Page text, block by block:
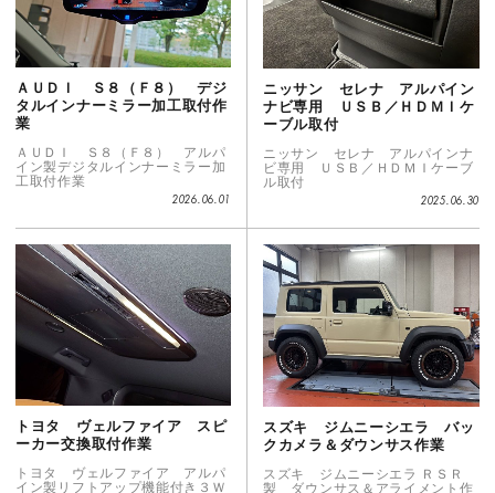
ＡＵＤＩ Ｓ８（Ｆ８） デジ
タルインナーミラー加工取付作
業
ＡＵＤＩ Ｓ８（Ｆ８） アルパ
イン製デジタルインナーミラー加
工取付作業
2026.06.01
ニッサン セレナ アルパイン
ナビ専用 ＵＳＢ／ＨＤＭＩケ
ーブル取付
ニッサン セレナ アルパインナ
ビ専用 ＵＳＢ／ＨＤＭＩケーブ
ル取付
2025.06.30
トヨタ ヴェルファイア スピ
ーカー交換取付作業
トヨタ ヴェルファイア アルパ
イン製リフトアップ機能付き３Ｗ
スズキ ジムニーシエラ バッ
クカメラ＆ダウンサス作業
スズキ ジムニーシエラ ＲＳＲ
製 ダウンサス＆アライメント作